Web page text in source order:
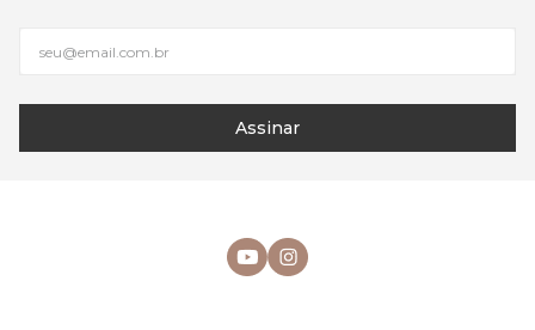
Assinar